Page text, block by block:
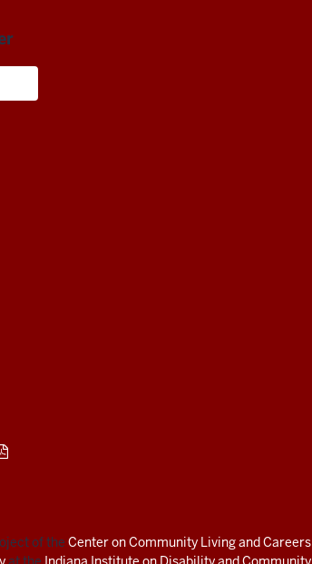
of the Center on Community Living and Careers